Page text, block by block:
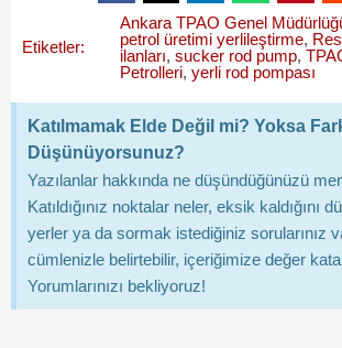
Etiketler:
Ankara TPAO Genel
petrol üretimi yerlileştirme,
ilanları,sucker rod pump,
Petrolleri,yerli rod pompası
Katılmamak Elde Değil mi? Yoksa
Düşünüyorsunuz?
Yazılanlar hakkında ne düşündüğünüzü
Katıldığınız noktalar neler, eksik kaldığını
yerler ya da sormak istediğiniz sorularınız
cümlenizle belirtebilir, içeriğimize değer
Yorumlarınızı bekliyoruz!